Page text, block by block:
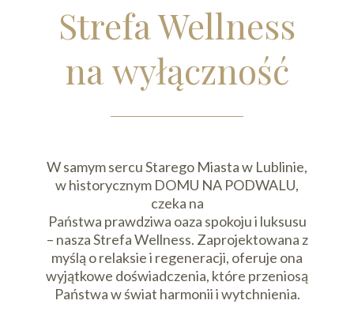
Strefa Wellness
na wyłączność
W samym sercu Starego Miasta w Lublinie,
w historycznym DOMU NA PODWALU,
czeka na
Państwa prawdziwa oaza spokoju i luksusu
– nasza Strefa Wellness. Zaprojektowana z
myślą o relaksie i regeneracji, oferuje ona
wyjątkowe doświadczenia, które przeniosą
Państwa w świat harmonii i wytchnienia.